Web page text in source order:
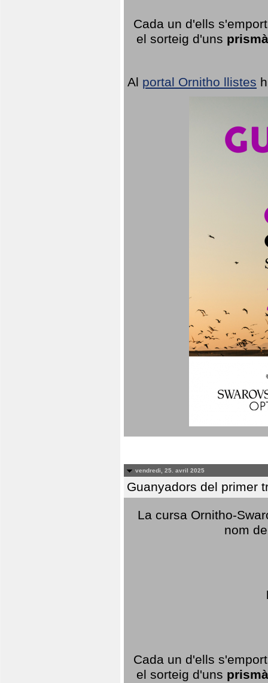
Cada un d'ells
el sorteig d'uns
Al portal Ornitho llistes
vendredi, 25. avril 2025
Guanyadors del primer
La cursa Ornitho-
nom
Cada un d'ells
el sorteig d'uns